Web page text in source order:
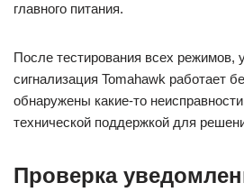
главного питания.
После тестирования всех режимов,
сигнализация Tomahawk работает
обнаружены какие-то
технической поддержкой для
Проверка